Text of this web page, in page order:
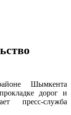
Шымкента
дорог и
пресс-служба